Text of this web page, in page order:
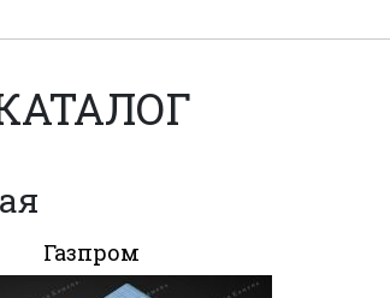
Газпром